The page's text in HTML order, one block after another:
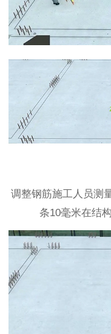
调整钢筋施工人员测
条10毫米在结